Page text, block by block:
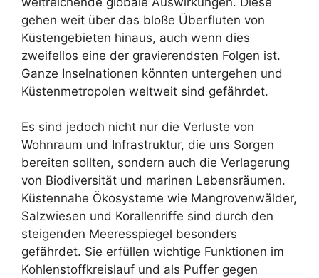
gehen weit über das bloße Überfluten von
Küstengebieten hinaus, auch wenn dies
zweifellos eine der gravierendsten Folgen ist.
Ganze Inselnationen könnten untergehen und
Küstenmetropolen weltweit sind gefährdet.
Es sind jedoch nicht nur die Verluste von
Wohnraum und Infrastruktur, die uns Sorgen
bereiten sollten, sondern auch die Verlagerung
von Biodiversität und marinen Lebensräumen.
Küstennahe Ökosysteme wie Mangrovenwälder,
Salzwiesen und Korallenriffe sind durch den
steigenden Meeresspiegel besonders
gefährdet. Sie erfüllen wichtige Funktionen im
Kohlenstoffkreislauf und als Puffer gegen